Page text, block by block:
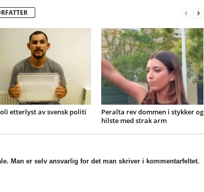
etterlyst av svensk politi
Peralta rev dommen i stykker og
hilste med strak arm
Man er selv ansvarlig for det man skriver i kommentarfeltet.